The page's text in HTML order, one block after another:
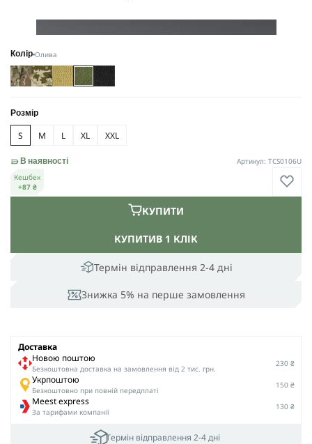
Колір Олива
Розмір
S M L XL XXL
Термін відправлення 2-4 дні
Знижка 5% на перше замовлення
КУПИТИВ 1 КЛІК
КУПИТИ
В наявності
Артикул: TCS0106U
Кешбек
+87 ₴
Доставка
Новою поштою
Безкоштовна доставка на замовлення від 2 тис. грн.
230 ₴
Укрпоштою
Безкоштовно при повній передплаті
150 ₴
Meest express
За тарифами компанії
130 ₴
Термін відправлення 2-4 дні